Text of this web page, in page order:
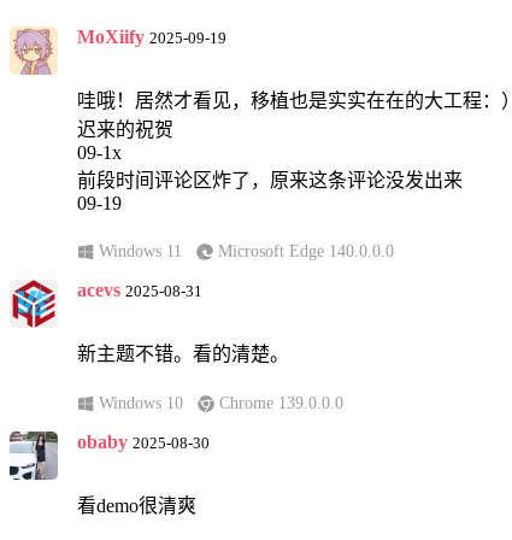
MoXiify 2025-09-19
哇哦！居然才看见，移植也是实实在在的大工程：）
迟来的祝贺
09-1x
前段时间评论区炸了，原来这条评论没发出来
09-19
Windows 11 Microsoft Edge 140.0.0.0
acevs 2025-08-31
新主题不错。看的清楚。
Windows 10 Chrome 139.0.0.0
obaby 2025-08-30
看demo很清爽